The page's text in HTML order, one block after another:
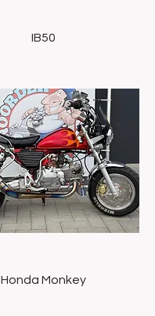
Snel overzicht
IB50
Snel overzicht
Honda Monkey